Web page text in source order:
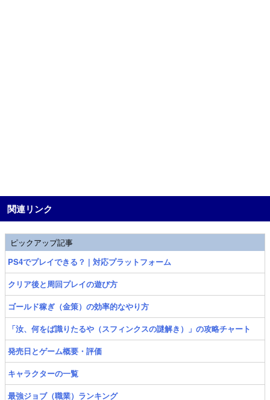
関連リンク
ピックアップ記事
PS4でプレイできる？ | 対応プラットフォーム
クリア後と周回プレイの遊び方
ゴールド稼ぎ（金策）の効率的なやり方
「汝、何をば識りたるや（スフィンクスの謎解き）」の攻略チャート
発売日とゲーム概要・評価
キャラクターの一覧
最強ジョブ（職業）ランキング